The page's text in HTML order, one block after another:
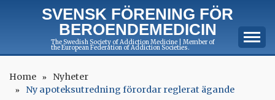
SVENSK FÖRENING FÖR
BEROENDEMEDICIN
The Swedish Society of Addiction Medicine | Member of
the European Federation of Addiction Societies.
Home
Nyheter
Ny apoteksutredning förordar reglerat ägande